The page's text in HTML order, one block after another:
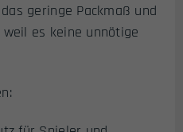
geringe Packmaß und
weil es keine unnötige